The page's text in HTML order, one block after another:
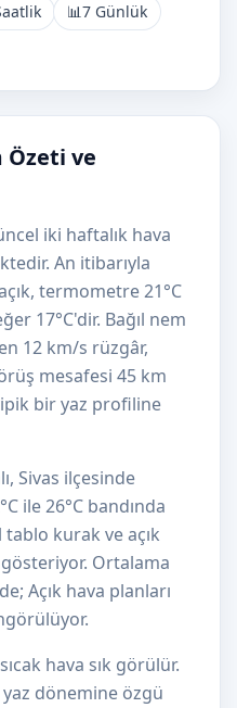
📊7 Günlük
Özeti ve
iki haftalık hava
An itibarıyla
termometre 21°C
17°C'dir. Bağıl nem
12 km/s rüzgâr,
mesafesi 45 km
bir yaz profiline
Sivas ilçesinde
ile 26°C bandında
tablo kurak ve açık
gösteriyor. Ortalama
Açık hava planları
hava sık görülür.
dönemine özgü